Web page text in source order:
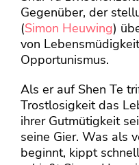
Gegenüber, der
(Simon Heuwing)
von
Opportunismus.
Als er auf Shen Te
Trostlosigkeit das
ihrer Gutmütigkeit
seine Gier. Was als
beginnt, kippt